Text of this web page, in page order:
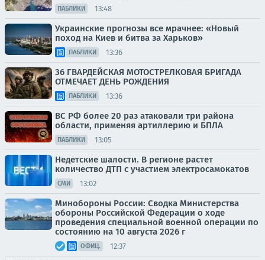
ПАБЛИКИ 13:48
Украинские прогнозы все мрачнее: «Новый
поход на Киев и битва за Харьков»
ПАБЛИКИ 13:36
36 ГВАРДЕЙСКАЯ МОТОСТРЕЛКОВАЯ БРИГАДА
ОТМЕЧАЕТ ДЕНЬ РОЖДЕНИЯ
ПАБЛИКИ 13:36
ВС РФ более 20 раз атаковали три района
области, применяя артиллерию и БПЛА
ПАБЛИКИ 13:05
Недетские шалости. В регионе растет
количество ДТП с участием электросамокатов
СМИ 13:02
Минобороны России: Сводка Министерства
обороны Российской Федерации о ходе
проведения специальной военной операции по
состоянию на 10 августа 2026 г
ОФИЦ. 12:37